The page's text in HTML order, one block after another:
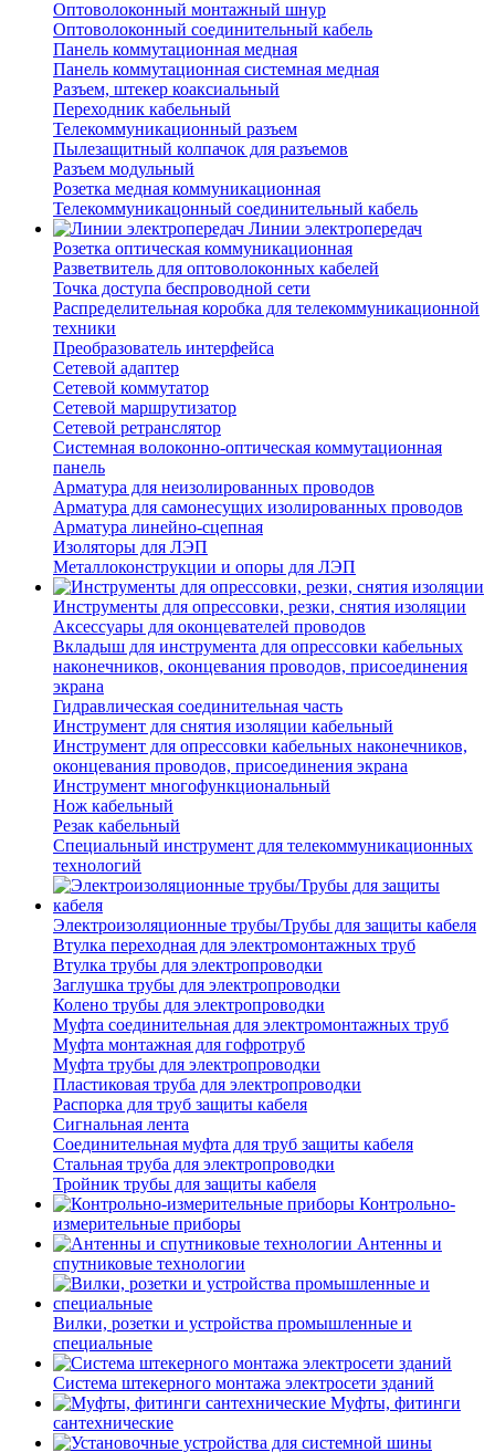
Оптоволоконный монтажный шнур
Оптоволоконный соединительный кабель
Панель коммутационная медная
Панель коммутационная системная медная
Разъем, штекер коаксиальный
Переходник кабельный
Телекоммуникационный разъем
Пылезащитный колпачок для разъемов
Разъем модульный
Розетка медная коммуникационная
Телекоммуникацонный соединительный кабель
Линии электропередач
Розетка оптическая коммуникационная
Разветвитель для оптоволоконных кабелей
Точка доступа беспроводной сети
Распределительная коробка для телекоммуникационной
техники
Преобразователь интерфейса
Сетевой адаптер
Сетевой коммутатор
Сетевой маршрутизатор
Сетевой ретранслятор
Системная волоконно-оптическая коммутационная
панель
Арматура для неизолированных проводов
Арматура для самонесущих изолированных проводов
Арматура линейно-сцепная
Изоляторы для ЛЭП
Металлоконструкции и опоры для ЛЭП
Инструменты для опрессовки, резки, снятия изоляции
Аксессуары для оконцевателей проводов
Вкладыш для инструмента для опрессовки кабельных
наконечников, оконцевания проводов, присоединения
экрана
Гидравлическая соединительная часть
Инструмент для снятия изоляции кабельный
Инструмент для опрессовки кабельных наконечников,
оконцевания проводов, присоединения экрана
Инструмент многофункциональный
Нож кабельный
Резак кабельный
Специальный инструмент для телекоммуникационных
технологий
Электроизоляционные трубы/Трубы для защиты кабеля
Втулка переходная для электромонтажных труб
Втулка трубы для электропроводки
Заглушка трубы для электропроводки
Колено трубы для электропроводки
Муфта соединительная для электромонтажных труб
Муфта монтажная для гофротруб
Муфта трубы для электропроводки
Пластиковая труба для электропроводки
Распорка для труб защиты кабеля
Сигнальная лента
Соединительная муфта для труб защиты кабеля
Стальная труба для электропроводки
Тройник трубы для защиты кабеля
Контрольно-
измерительные приборы
Антенны и
спутниковые технологии
Вилки, розетки и устройства промышленные и
специальные
Система штекерного монтажа электросети зданий
Муфты, фитинги
сантехнические